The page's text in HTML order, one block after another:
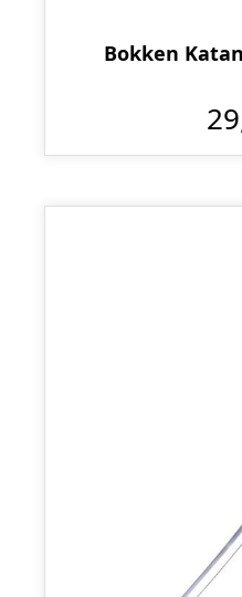
Bokken